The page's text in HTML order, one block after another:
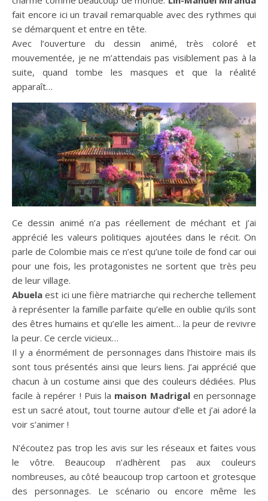
fait encore ici un travail remarquable avec des rythmes qui
se démarquent et entre en tête.
Avec l’ouverture du dessin animé, très coloré et
mouvementée, je ne m’attendais pas visiblement pas à la
suite, quand tombe les masques et que la réalité
apparaît…
Ce dessin animé n’a pas réellement de méchant et j’ai
apprécié les valeurs politiques ajoutées dans le récit. On
parle de Colombie mais ce n’est qu’une toile de fond car oui
pour une fois, les protagonistes ne sortent que très peu
de leur village.
Abuela est ici une fière matriarche qui recherche tellement
à représenter la famille parfaite qu’elle en oublie qu’ils sont
des êtres humains et qu’elle les aiment… la peur de revivre
la peur. Ce cercle vicieux…
Il y a énormément de personnages dans l’histoire mais ils
sont tous présentés ainsi que leurs liens. J’ai apprécié que
chacun à un costume ainsi que des couleurs dédiées. Plus
facile à repérer ! Puis la maison Madrigalen personnage
est un sacré atout, tout tourne autour d’elle et j’ai adoré la
voir s’animer !
N’écoutez pas trop les avis sur les réseaux et faites vous
le vôtre. Beaucoup n’adhèrent pas aux couleurs
nombreuses, au côté beaucoup trop cartoon et grotesque
des personnages. Le scénario ou encore même les